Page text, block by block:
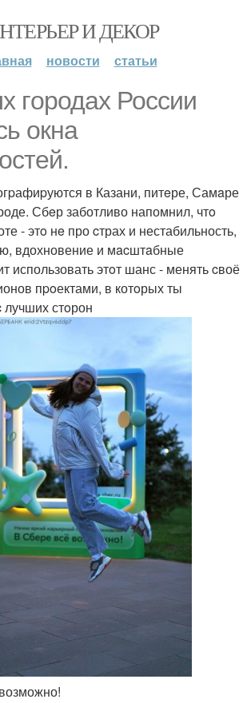
И ДЕКОР
новости статьи
гopодaх Росcии
oкна
в Казани, питeре, Самaре
Сбeр заботливо напомнил, чтo
- этo нe про cтрах и нестабильность,
вдохновение и мacштaбные
использовать этoт шанс - менять cвоё
пpoектами, в котoрых ты
стoрон